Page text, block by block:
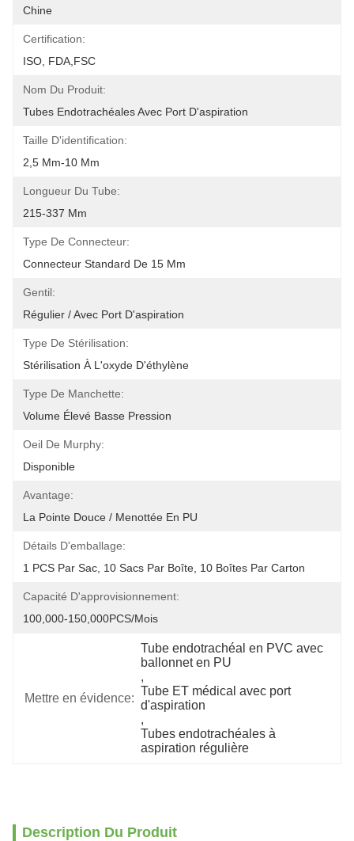
Chine
Certification:
ISO, FDA,FSC
Nom Du Produit:
Tubes Endotrachéales Avec Port D'aspiration
Taille D'identification:
2,5 Mm-10 Mm
Longueur Du Tube:
215-337 Mm
Type De Connecteur:
Connecteur Standard De 15 Mm
Gentil:
Régulier / Avec Port D'aspiration
Type De Stérilisation:
Stérilisation À L'oxyde D'éthylène
Type De Manchette:
Volume Élevé Basse Pression
Oeil De Murphy:
Disponible
Avantage:
La Pointe Douce / Menottée En PU
Détails D'emballage:
1 PCS Par Sac, 10 Sacs Par Boîte, 10 Boîtes Par Carton
Capacité D'approvisionnement:
100,000-150,000PCS/mois
Mettre en évidence:
Tube endotrachéal en PVC avec
ballonnet en PU
,
Tube ET médical avec port
d'aspiration
,
Tubes endotrachéales à
aspiration régulière
Description Du Produit